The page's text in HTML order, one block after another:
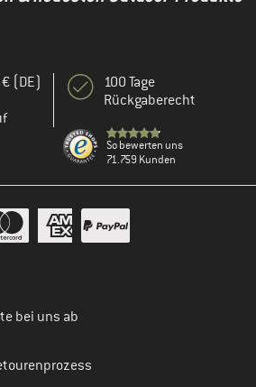
(DE)
100 Tage
Rückgaberecht
So bewerten uns
71.759 Kunden
bei uns ab